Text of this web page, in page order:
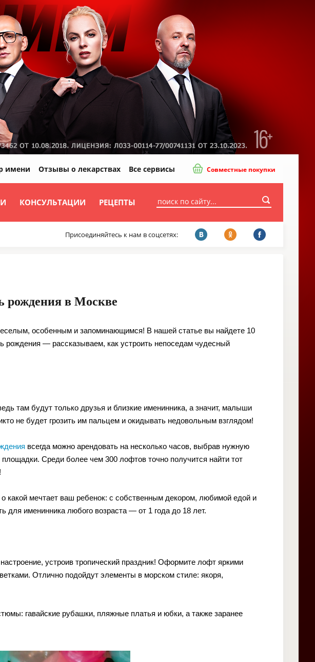
КОНСУЛЬТАЦИИ РЕЦЕПТЫ
имени Отзывы о лекарствах Все сервисы Совместные покупки
Присоединяйтесь к нам в соцсетях:
рождения в Москве
особенным и запоминающимся! В нашей статье вы найдете 10
рождения — рассказываем, как устроить непоседам чудесный
там будут только друзья и близкие именинника, а значит, малыши
не будет грозить им пальцем и окидывать недовольным взглядом!
всегда можно арендовать на несколько часов, выбрав нужную
Среди более чем 300 лофтов точно получится найти тот
какой мечтает ваш ребенок: с собственным декором, любимой едой и
именинника любого возраста — от 1 года до 18 лет.
устроив тропический праздник! Оформите лофт яркими
Отлично подойдут элементы в морском стиле: якоря,
гавайские рубашки, пляжные платья и юбки, а также заранее